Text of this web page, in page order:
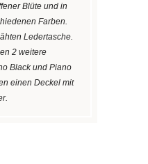
Blüte und in
Farben.
Ledertasche.
2 weitere
Black und Piano
einen Deckel mit